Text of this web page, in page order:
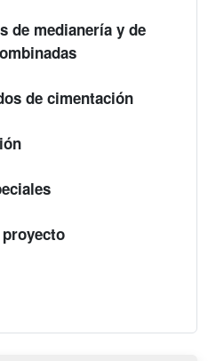
de medianería y de
de cimentación